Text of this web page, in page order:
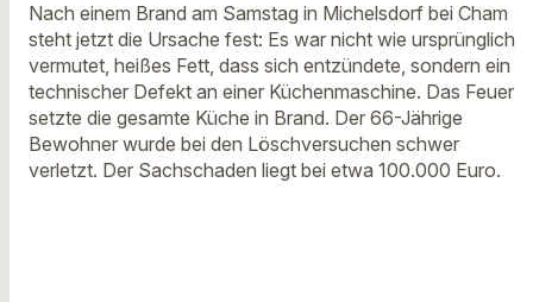
Nach einem Brand am Samstag in Michelsdorf bei Cham
steht jetzt die Ursache fest: Es war nicht wie ursprünglich
vermutet, heißes Fett, dass sich entzündete, sondern ein
technischer Defekt an einer Küchenmaschine. Das Feuer
setzte die gesamte Küche in Brand. Der 66-Jährige
Bewohner wurde bei den Löschversuchen schwer
verletzt. Der Sachschaden liegt bei etwa 100.000 Euro.